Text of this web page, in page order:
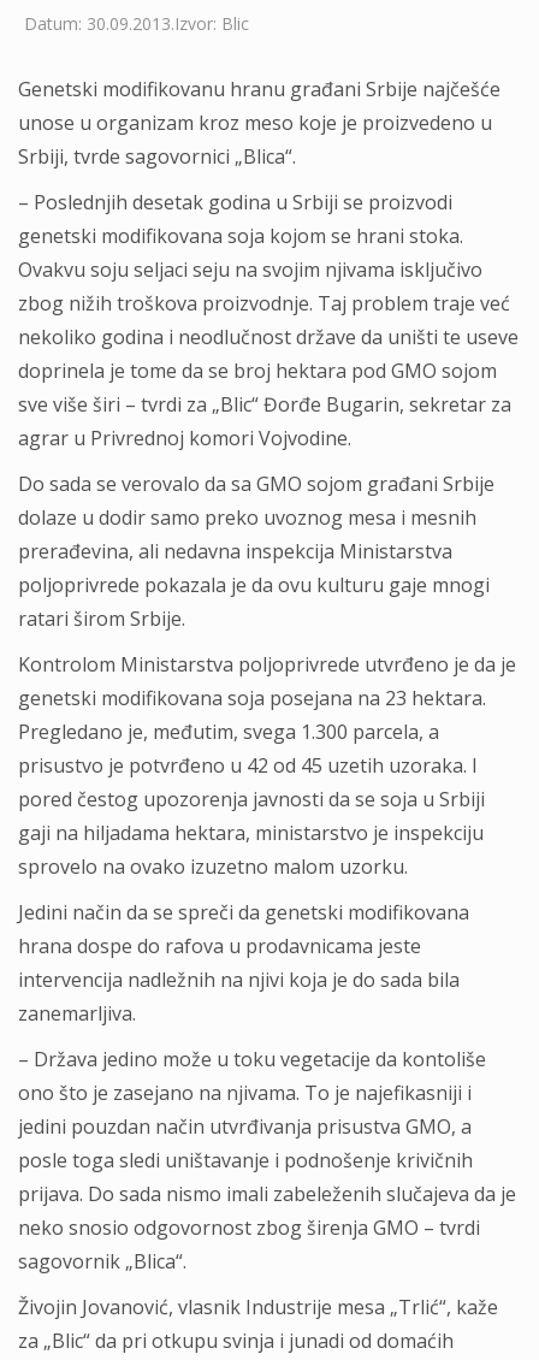
Datum: 30.09.2013.Izvor: Blic
Genetski modifikovanu hranu građani Srbije najčešće
unose u organizam kroz meso koje je proizvedeno u
Srbiji, tvrde sagovornici „Blica“.
– Poslednjih desetak godina u Srbiji se proizvodi
genetski modifikovana soja kojom se hrani stoka.
Ovakvu soju seljaci seju na svojim njivama isključivo
zbog nižih troškova proizvodnje. Taj problem traje već
nekoliko godina i neodlučnost države da uništi te useve
doprinela je tome da se broj hektara pod GMO sojom
sve više širi – tvrdi za „Blic“ Đorđe Bugarin, sekretar za
agrar u Privrednoj komori Vojvodine.
Do sada se verovalo da sa GMO sojom građani Srbije
dolaze u dodir samo preko uvoznog mesa i mesnih
prerađevina, ali nedavna inspekcija Ministarstva
poljoprivrede pokazala je da ovu kulturu gaje mnogi
ratari širom Srbije.
Kontrolom Ministarstva poljoprivrede utvrđeno je da je
genetski modifikovana soja posejana na 23 hektara.
Pregledano je, međutim, svega 1.300 parcela, a
prisustvo je potvrđeno u 42 od 45 uzetih uzoraka. I
pored čestog upozorenja javnosti da se soja u Srbiji
gaji na hiljadama hektara, ministarstvo je inspekciju
sprovelo na ovako izuzetno malom uzorku.
Jedini način da se spreči da genetski modifikovana
hrana dospe do rafova u prodavnicama jeste
intervencija nadležnih na njivi koja je do sada bila
zanemarljiva.
– Država jedino može u toku vegetacije da kontoliše
ono što je zasejano na njivama. To je najefikasniji i
jedini pouzdan način utvrđivanja prisustva GMO, a
posle toga sledi uništavanje i podnošenje krivičnih
prijava. Do sada nismo imali zabeleženih slučajeva da je
neko snosio odgovornost zbog širenja GMO – tvrdi
sagovornik „Blica“.
Živojin Jovanović, vlasnik Industrije mesa „Trlić“, kaže
za „Blic“ da pri otkupu svinja i junadi od domaćih